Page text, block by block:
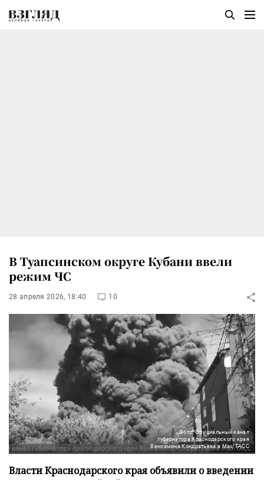
В Туапсинском округе Кубани ввели
режим ЧС
28 апреля 2026, 18:40 10
Фото: Официальный канал
губернатора Краснодарского края
Вениамина Кондратьева в Max/ТАСС
Власти Краснодарского края объявили о введении